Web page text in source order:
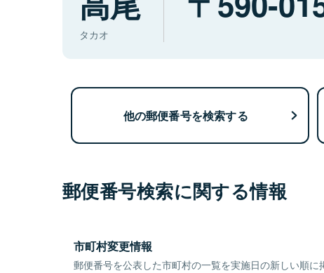
タカオ
他の郵便番号を検索する
郵便番号検索に関する情報
市町村変更情報
郵便番号を公表した市町村の一覧を実施日の新しい順に